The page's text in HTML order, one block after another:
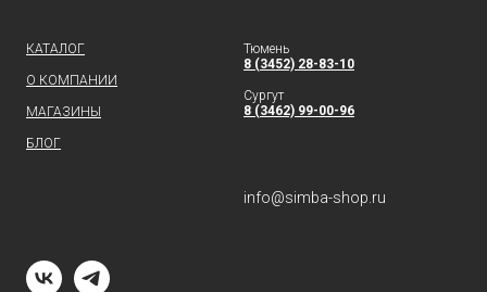
КАТАЛОГ
О КОМПАНИИ
МАГАЗИНЫ
БЛОГ
Тюмень
8 (3452) 28-83-10
Сургут
8 (3462) 99-00-96
info@simba-shop.ru